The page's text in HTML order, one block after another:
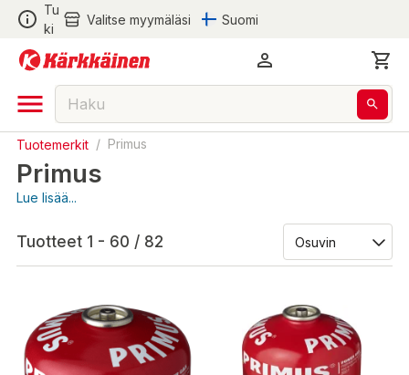
Tu
ki
Valitse myymäläsi Suomi
Tuotemerkit / Primus
Primus
Lue lisää...
Tuotteet 1 - 60 / 82